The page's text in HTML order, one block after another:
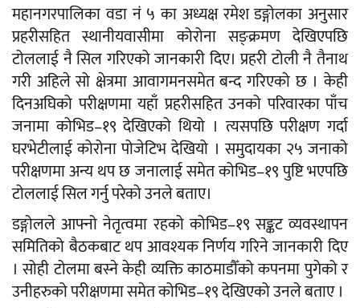
महानगरपालिका वडा नं ५ का अध्यक्ष रमेश डङ्गोलका अनुसार
प्रहरीसहित स्थानीयवासीमा कोरोना सङ्क्रमण देखिएपछि
टोललाई नै सिल गरिएको जानकारी दिए। प्रहरी टोली नै तैनाथ
गरी अहिले सो क्षेत्रमा आवागमनसमेत बन्द गरिएको छ । केही
दिनअघिको परीक्षणमा यहाँ प्रहरीसहित उनको परिवारका पाँच
जनामा कोभिड–१९ देखिएको थियो । त्यसपछि परीक्षण गर्दा
घरभेटीलाई कोरोना पोजेटिभ देखियो । समुदायका २५ जनाको
परीक्षणमा अन्य थप छ जनालाई समेत कोभिड–१९ पुष्टि भएपछि
टोललाई सिल गर्नु परेको उनले बताए।
डङ्गोलले आफ्नो नेतृत्वमा रहको कोभिड–१९ सङ्कट व्यवस्थापन
समितिको बैठकबाट थप आवश्यक निर्णय गरिने जानकारी दिए
। सोही टोलमा बस्ने केही व्यक्ति काठमाडौँको कपनमा पुगेको र
उनीहरुको परीक्षणमा समेत कोभिड–१९ देखिएको उनले बताए ।